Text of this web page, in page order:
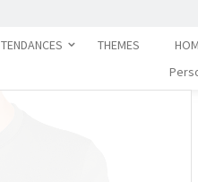
TENDANCES THEMES